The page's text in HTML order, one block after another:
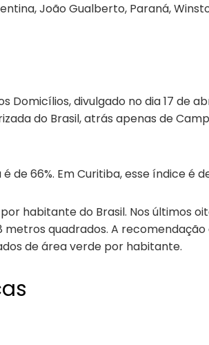
João Gualberto, Paraná,
divulgado no dia 17 de
do Brasil, atrás apenas de
66%. Em Curitiba, esse índice é
habitante do Brasil. Nos últimos
quadrados. A recomendação
de área verde por habitante.